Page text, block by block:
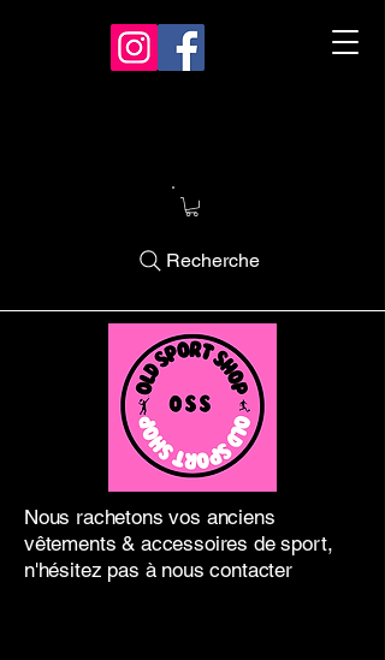
Nous rachetons vos anciens
vêtements & accessoires de sport,
n'hésitez pas à nous contacter
Recherche